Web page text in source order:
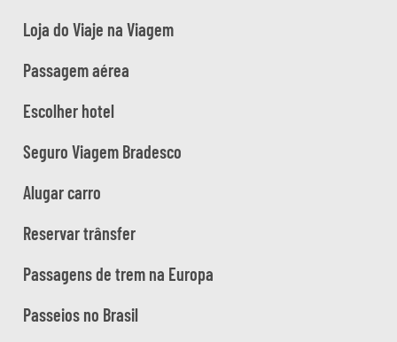
Loja do Viaje na Viagem
Passagem aérea
Escolher hotel
Seguro Viagem Bradesco
Alugar carro
Reservar trânsfer
Passagens de trem na Europa
Passeios no Brasil